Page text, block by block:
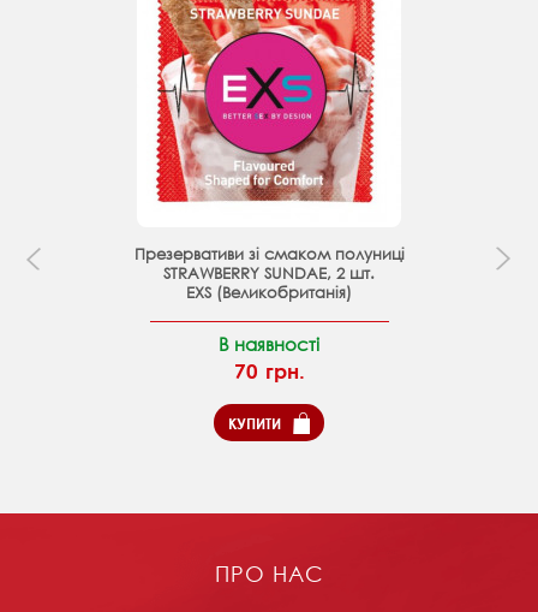
Презервативи зі смаком полуниці
STRAWBERRY SUNDAE, 2 шт.
EXS (Великобританія)
В наявності
70 грн.
КУПИТИ
ПРО НАС